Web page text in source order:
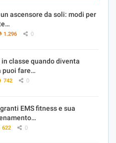
ascensore da soli: modi per
1.296 0
in classe quando diventa
puoi fare…
742 0
EMS fitness e sua
622 0